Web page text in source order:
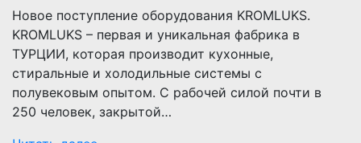
Новое поступление оборудования KROMLUKS.
KROMLUKS – первая и уникальная фабрика в
ТУРЦИИ, которая производит кухонные,
стиральные и холодильные системы с
полувековым опытом. С рабочей силой почти в
250 человек, закрытой…